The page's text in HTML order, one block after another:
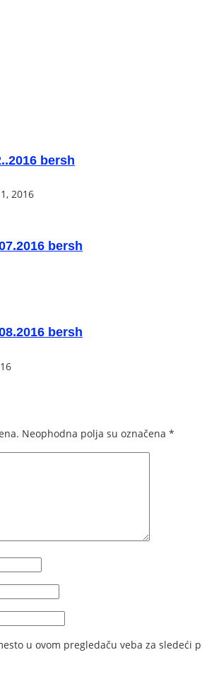
bersh
2016
bersh
bersh
Neophodna polja su označena *
u ovom pregledaču veba za sledeći